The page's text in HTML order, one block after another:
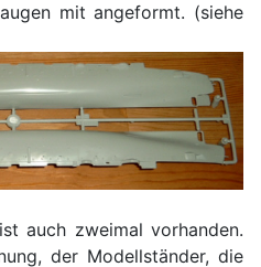
mit angeformt. (siehe
auch zweimal vorhanden.
der Modellständer, die